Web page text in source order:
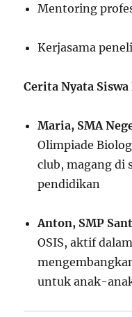
Mentoring
Kerjasama
Cerita Nyata
Maria, SMA
Olimpiade
club, magang di
pendidikan
Anton, SMP
OSIS, aktif
untuk anak-